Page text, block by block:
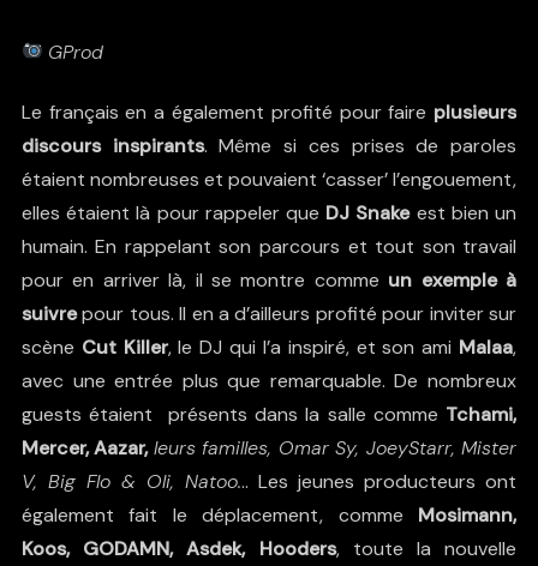
GProd
Le français en a également profité pour faire plusieurs
discours inspirants. Même si ces prises de paroles
étaient nombreuses et pouvaient ‘casser’ l’engouement,
elles étaient là pour rappeler que DJ Snakeest bien un
humain. En rappelant son parcours et tout son travail
pour en arriver là, il se montre comme un exemple à
suivrepour tous. Il en a d’ailleurs profité pour inviter sur
scène Cut Killer, le DJ qui l’a inspiré, et son ami Malaa,
avec une entrée plus que remarquable. De nombreux
guests étaient présents dans la salle comme Tchami,
Mercer, Aazar, leurs familles, Omar Sy, JoeyStarr, Mister
V, Big Flo & Oli, Natoo... Les jeunes producteurs ont
également fait le déplacement, comme Mosimann,
Koos, GODAMN, Asdek, Hooders, toute la nouvelle